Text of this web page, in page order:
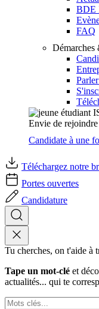
BDE
FAQ
Démarches
Envie de
Candidate à une
Téléchargez notre
Portes ouvertes
Candidature
Tu cherches, on t'aide à
Tape un mot-clé et
actualités... qui te